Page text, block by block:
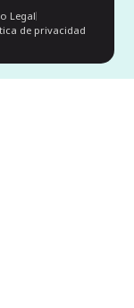
Legal
de privacidad